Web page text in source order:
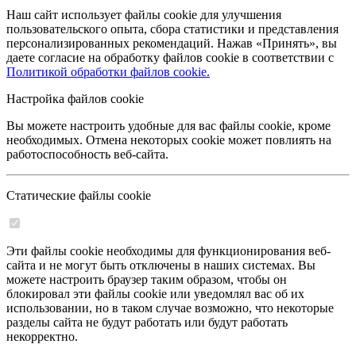
Наш сайт использует файлы cookie для улучшения
пользовательского опыта, сбора статистики и представления
персонализированных рекомендаций. Нажав «Принять», вы
даете согласие на обработку файлов cookie в соответствии с
Политикой обработки файлов cookie.
Настройка файлов cookie
Вы можете настроить удобные для вас файлы cookie, кроме
необходимых. Отмена некоторых cookie может повлиять на
работоспособность веб-сайта.
Статические файлы cookie
Эти файлы cookie необходимы для функционирования веб-
сайта и не могут быть отключены в наших системах. Вы
можете настроить браузер таким образом, чтобы он
блокировал эти файлы cookie или уведомлял вас об их
использовании, но в таком случае возможно, что некоторые
разделы сайта не будут работать или будут работать
некорректно.